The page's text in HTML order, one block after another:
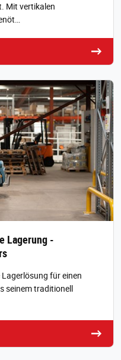
Mit vertikalen
Lagerung -
für einen
seinem traditionell